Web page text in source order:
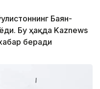
Баян-
Бу ҳақда Kaznews
беради